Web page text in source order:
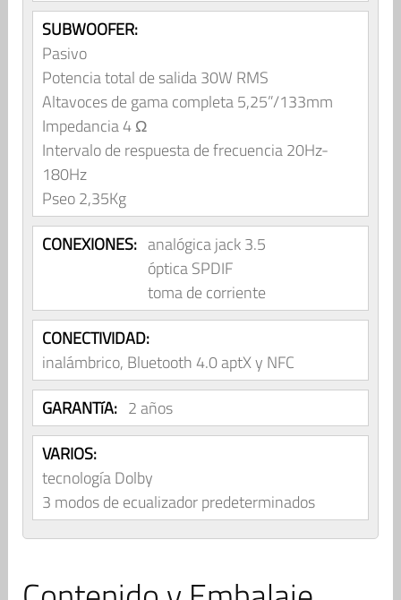
SUBWOOFER:
Pasivo
Potencia total de salida 30W RMS
Altavoces de gama completa 5,25”/133mm
Impedancia 4 Ω
Intervalo de respuesta de frecuencia 20Hz-
180Hz
Pseo 2,35Kg
CONEXIONES: analógica jack 3.5
óptica SPDIF
toma de corriente
CONECTIVIDAD:
inalámbrico, Bluetooth 4.0 aptX y NFC
GARANTíA: 2 años
VARIOS:
tecnología Dolby
3 modos de ecualizador predeterminados